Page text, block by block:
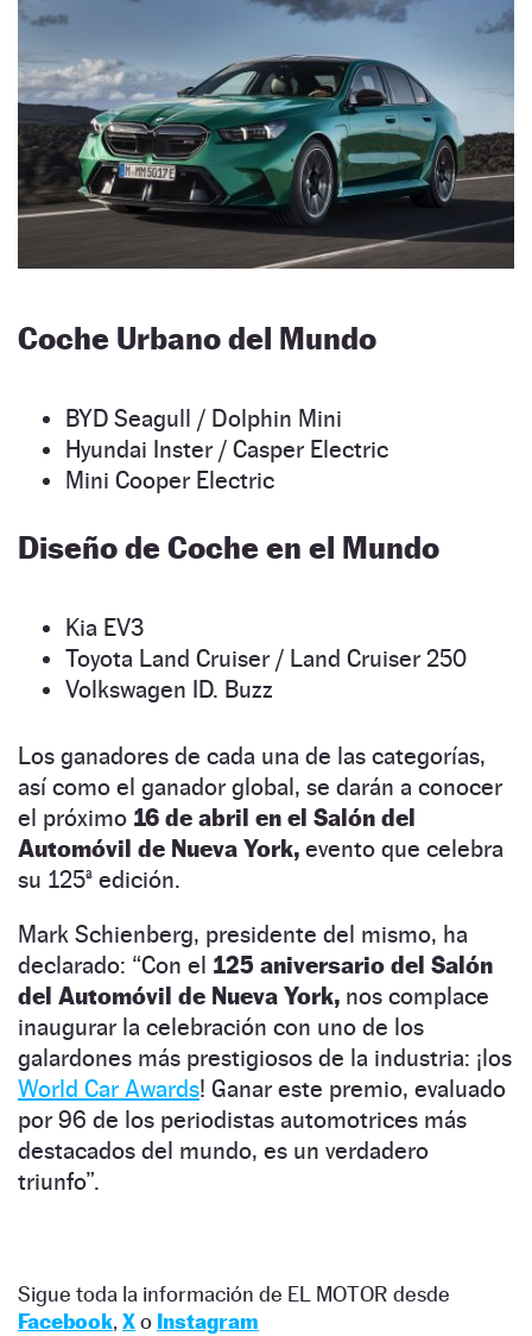
Coche Urbano del Mundo
BYD Seagull / Dolphin Mini
Hyundai Inster / Casper Electric
Mini Cooper Electric
Diseño de Coche en el Mundo
Kia EV3
Toyota Land Cruiser / Land Cruiser 250
Volkswagen ID. Buzz
Los ganadores de cada una de las categorías,
así como el ganador global, se darán a conocer
el próximo 16 de abril en el Salón del
Automóvil de Nueva York, evento que celebra
su 125ª edición.
Mark Schienberg, presidente del mismo, ha
declarado: “Con el 125 aniversario del Salón
del Automóvil de Nueva York, nos complace
inaugurar la celebración con uno de los
galardones más prestigiosos de la industria: ¡los
World Car Awards! Ganar este premio, evaluado
por 96 de los periodistas automotrices más
destacados del mundo, es un verdadero
triunfo”.
Sigue toda la información de EL MOTOR desde
Facebook, Xo Instagram